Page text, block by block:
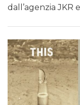
dall’agenzia JKR